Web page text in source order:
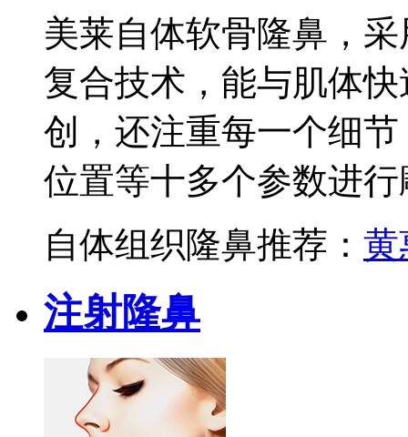
美莱自体软骨隆鼻，
复合技术，能与肌体
创，还注重每一个细
位置等十多个参数进
自体组织隆鼻推荐： 黄
注射隆鼻